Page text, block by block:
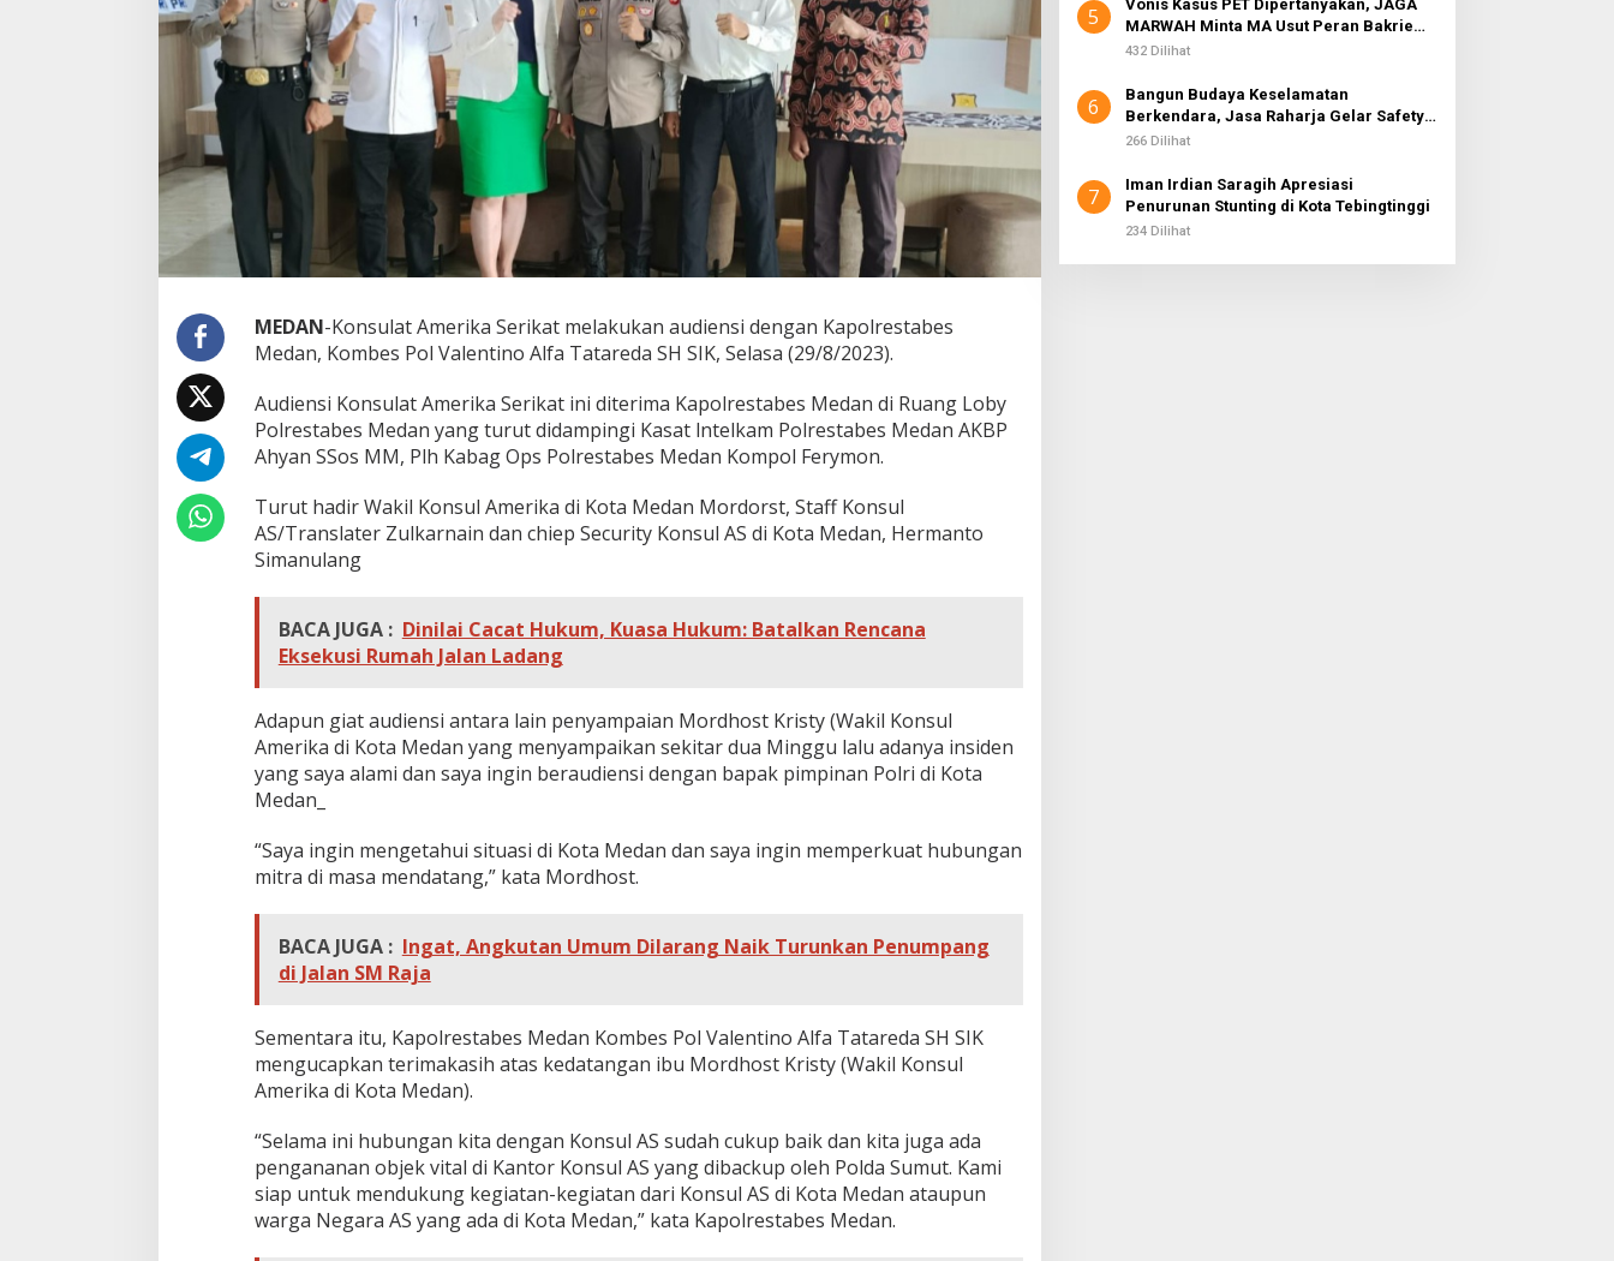
k
a
t
A
u
i
e
a
a
p
o
l
e
s
t
a
s
M
a
n
MEDAN-Konsulat Amerika Serikat melakukan audiensi dengan Kapolrestabes
Medan, Kombes Pol Valentino Alfa Tatareda SH SIK, Selasa (29/8/2023).
Audiensi Konsulat Amerika Serikat ini diterima Kapolrestabes Medan di Ruang Loby
Polrestabes Medan yang turut didampingi Kasat lntelkam Polrestabes Medan AKBP
Ahyan SSos MM, Plh Kabag Ops Polrestabes Medan Kompol Ferymon.
Turut hadir Wakil Konsul Amerika di Kota Medan Mordorst, Staff Konsul
AS/Translater Zulkarnain dan chiep Security Konsul AS di Kota Medan, Hermanto
Simanulang
BACA JUGA : Dinilai Cacat Hukum, Kuasa Hukum: Batalkan Rencana
Eksekusi Rumah Jalan Ladang
Adapun giat audiensi antara lain penyampaian Mordhost Kristy (Wakil Konsul
Amerika di Kota Medan yang menyampaikan sekitar dua Minggu lalu adanya insiden
yang saya alami dan saya ingin beraudiensi dengan bapak pimpinan Polri di Kota
Medan_
“Saya ingin mengetahui situasi di Kota Medan dan saya ingin memperkuat hubungan
mitra di masa mendatang,” kata Mordhost.
BACA JUGA : Ingat, Angkutan Umum Dilarang Naik Turunkan Penumpang
di Jalan SM Raja
Sementara itu, Kapolrestabes Medan Kombes Pol Valentino Alfa Tatareda SH SIK
mengucapkan terimakasih atas kedatangan ibu Mordhost Kristy (Wakil Konsul
Amerika di Kota Medan).
“Selama ini hubungan kita dengan Konsul AS sudah cukup baik dan kita juga ada
pengananan objek vital di Kantor Konsul AS yang dibackup oleh Polda Sumut. Kami
siap untuk mendukung kegiatan-kegiatan dari Konsul AS di Kota Medan ataupun
warga Negara AS yang ada di Kota Medan,” kata Kapolrestabes Medan.
5
Vonis Kasus PET Dipertanyakan, JAGA
MARWAH Minta MA Usut Peran Bakrie
Group
432 Dilihat
6
Bangun Budaya Keselamatan
Berkendara, Jasa Raharja Gelar Safety
Campaign di PT Pasifik Medan Industri
266 Dilihat
7
Iman Irdian Saragih Apresiasi
Penurunan Stunting di Kota Tebingtinggi
234 Dilihat